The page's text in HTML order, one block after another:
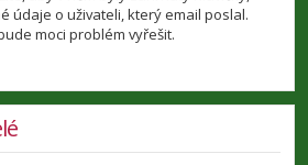
údaje o uživateli, který email poslal.
moci problém vyřešit.